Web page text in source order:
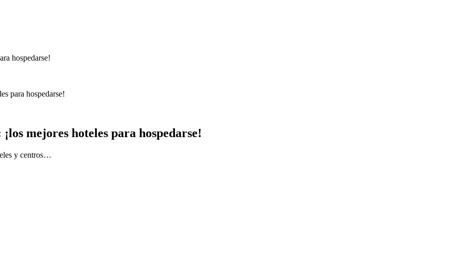
para hospedarse!
mejores hoteles para hospedarse!
y centros…